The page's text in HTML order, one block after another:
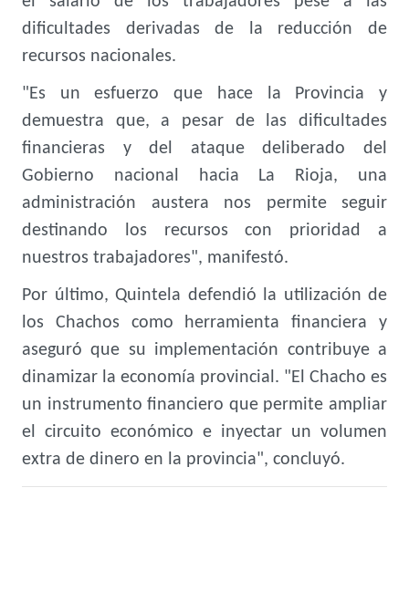
dificultades derivadas de la reducción de
recursos nacionales.
"Es un esfuerzo que hace la Provincia y
demuestra que, a pesar de las dificultades
financieras y del ataque deliberado del
Gobierno nacional hacia La Rioja, una
administración austera nos permite seguir
destinando los recursos con prioridad a
nuestros trabajadores", manifestó.
Por último, Quintela defendió la utilización de
los Chachos como herramienta financiera y
aseguró que su implementación contribuye a
dinamizar la economía provincial. "El Chacho es
un instrumento financiero que permite ampliar
el circuito económico e inyectar un volumen
extra de dinero en la provincia", concluyó.